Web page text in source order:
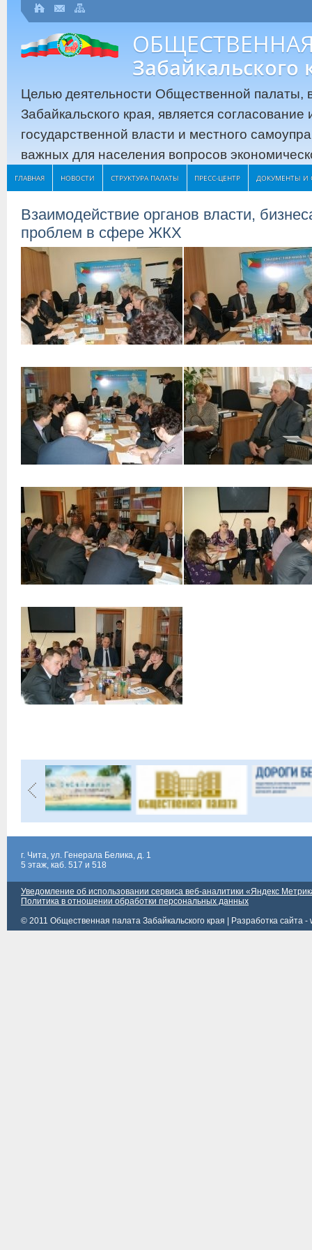
Забайкальского
Целью деятельности Общественной палаты,
Забайкальского края, является
государственной власти и местного
важных для населения вопросов
ГЛАВНАЯ НОВОСТИ СТРУКТУРА ПАЛАТЫ ПРЕСС-ЦЕНТР ДОКУМЕНТЫ И
Взаимодействие органов власти,
проблем в сфере ЖКХ
г. Чита, ул. Генерала Белика, д. 1
5 этаж, каб. 517 и 518
Уведомление об использовании сервиса веб-аналитики «Яндекс
Политика в отношении обработки персональных данных
© 2011 Общественная палата Забайкальского края |
Разработка сайта -